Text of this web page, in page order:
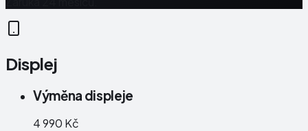
Displej
Výměna displeje
4 990 Kč